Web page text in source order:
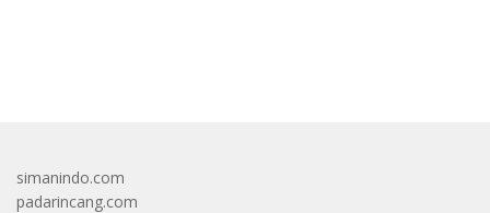
simanindo.com
padarincang.com